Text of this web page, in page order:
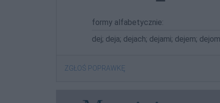
formy alfabetycznie:
dej; deja; dejach; dejami; dejem;
ZGŁOŚ POPRAWKĘ